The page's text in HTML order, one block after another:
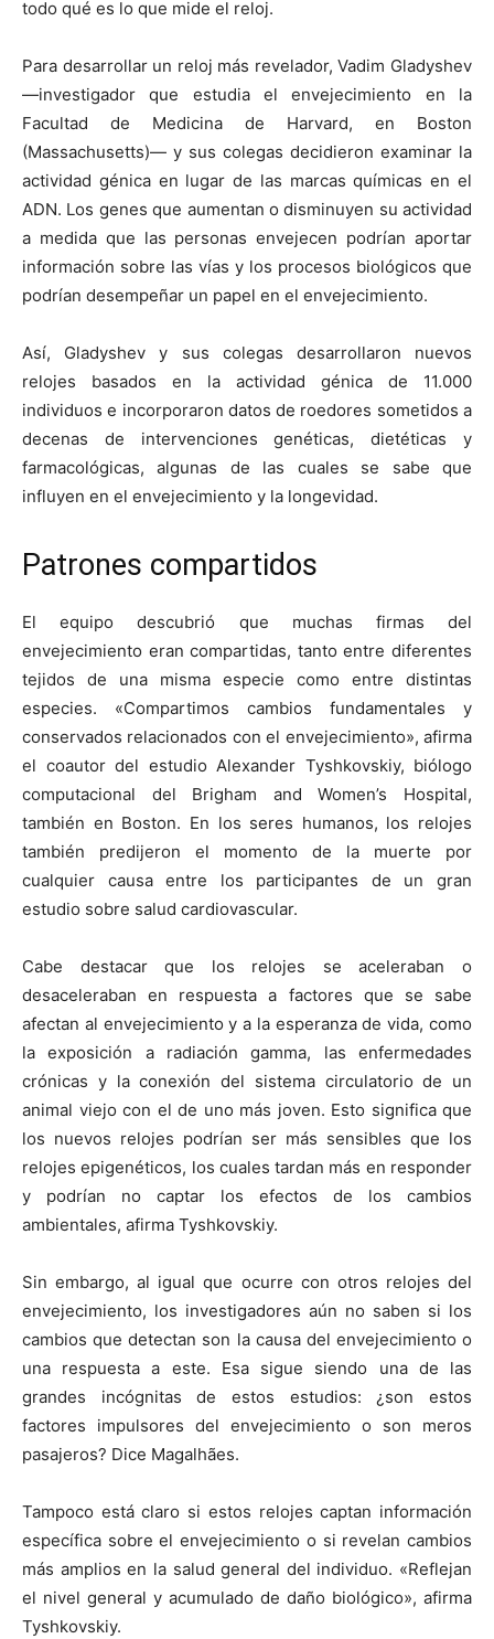
todo qué es lo que mide el reloj.
Para desarrollar un reloj más revelador, Vadim Gladyshev
—investigador que estudia el envejecimiento en la
Facultad de Medicina de Harvard, en Boston
(Massachusetts)— y sus colegas decidieron examinar la
actividad génica en lugar de las marcas químicas en el
ADN. Los genes que aumentan o disminuyen su actividad
a medida que las personas envejecen podrían aportar
información sobre las vías y los procesos biológicos que
podrían desempeñar un papel en el envejecimiento.
Así, Gladyshev y sus colegas desarrollaron nuevos
relojes basados en la actividad génica de 11.000
individuos e incorporaron datos de roedores sometidos a
decenas de intervenciones genéticas, dietéticas y
farmacológicas, algunas de las cuales se sabe que
influyen en el envejecimiento y la longevidad.
Patrones compartidos
El equipo descubrió que muchas firmas del
envejecimiento eran compartidas, tanto entre diferentes
tejidos de una misma especie como entre distintas
especies. «Compartimos cambios fundamentales y
conservados relacionados con el envejecimiento», afirma
el coautor del estudio Alexander Tyshkovskiy, biólogo
computacional del Brigham and Women’s Hospital,
también en Boston. En los seres humanos, los relojes
también predijeron el momento de la muerte por
cualquier causa entre los participantes de un gran
estudio sobre salud cardiovascular.
Cabe destacar que los relojes se aceleraban o
desaceleraban en respuesta a factores que se sabe
afectan al envejecimiento y a la esperanza de vida, como
la exposición a radiación gamma, las enfermedades
crónicas y la conexión del sistema circulatorio de un
animal viejo con el de uno más joven. Esto significa que
los nuevos relojes podrían ser más sensibles que los
relojes epigenéticos, los cuales tardan más en responder
y podrían no captar los efectos de los cambios
ambientales, afirma Tyshkovskiy.
Sin embargo, al igual que ocurre con otros relojes del
envejecimiento, los investigadores aún no saben si los
cambios que detectan son la causa del envejecimiento o
una respuesta a este. Esa sigue siendo una de las
grandes incógnitas de estos estudios: ¿son estos
factores impulsores del envejecimiento o son meros
pasajeros? Dice Magalhães.
Tampoco está claro si estos relojes captan información
específica sobre el envejecimiento o si revelan cambios
más amplios en la salud general del individuo. «Reflejan
el nivel general y acumulado de daño biológico», afirma
Tyshkovskiy.